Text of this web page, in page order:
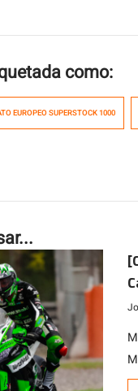
como:
EUROPEO SUPERSTOCK 1000